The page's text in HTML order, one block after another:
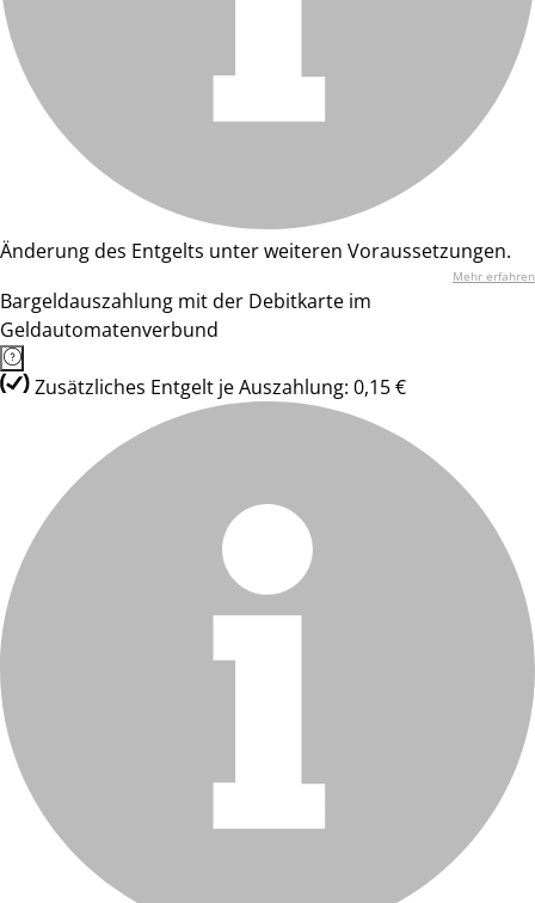
Änderung des Entgelts unter weiteren Voraussetzungen.
Mehr erfahren
Bargeldauszahlung mit der Debitkarte im
Geldautomatenverbund
Zusätzliches Entgelt je Auszahlung: 0,15 €